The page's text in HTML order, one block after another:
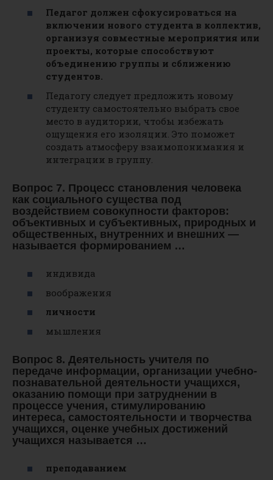
Педагог должен сфокусироваться на
включении нового студента в коллектив,
организуя совместные мероприятия или
проекты, которые способствуют
объединению группы и сближению
студентов.
Педагогу следует предложить новому
студенту самостоятельно выбрать свое
место в аудитории, чтобы избежать
ощущения его изоляции. Это поможет
создать атмосферу взаимопонимания и
интеграции в группу.
Вопрос 7. Процесс становления человека
как социального существа под
воздействием совокупности факторов:
объективных и субъективных, природных и
общественных, внутренних и внешних —
называется формированием …
индивида
воображения
личности
мышления
Вопрос 8. Деятельность учителя по
передаче информации, организации учебно-
познавательной деятельности учащихся,
оказанию помощи при затруднении в
процессе учения, стимулированию
интереса, самостоятельности и творчества
учащихся, оценке учебных достижений
учащихся называется …
преподаванием